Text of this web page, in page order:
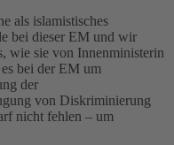
als islamistisches
bei dieser EM und wir
wie sie von Innenministerin
bei der EM um
der
von Diskriminierung
nicht fehlen – um